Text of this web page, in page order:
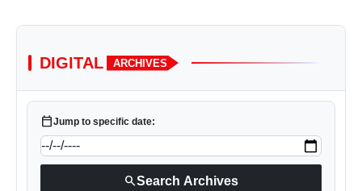
DIGITAL ARCHIVES
calendar_todayJump to specific date:
searchSearch Archives